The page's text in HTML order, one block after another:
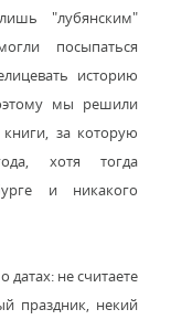
"лубянским"
посыпаться
историю
мы решили
за которую
хотя тогда
и никакого
датах: не считаете
праздник, некий